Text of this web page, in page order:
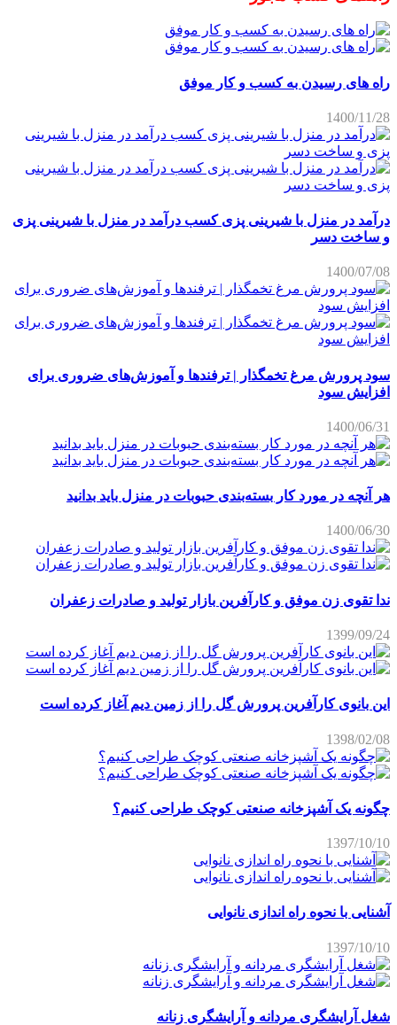
راه های رسیدن به کسب و کار موفق
1400/11/28
درآمد در منزل با شیرینی پزی کسب درآمد در منزل با شیرینی پزی
و ساخت دسر
1400/07/08
سود پرورش مرغ تخمگذار | ترفندها و آموزش‌های ضروری برای
افزایش سود
1400/06/31
هر آنچه در مورد کار بسته‌بندی حبوبات در منزل باید بدانید
1400/06/30
ندا تقوی زن موفق و کارآفرین بازار تولید و صادرات زعفران
1399/09/24
این بانوی کارآفرین پرورش گل را از زمین دیم آغاز کرده است
1398/02/08
چگونه یک آشپزخانه صنعتی کوچک طراحی کنیم؟
1397/10/10
آشنایی با نحوه راه اندازی نانوایی
1397/10/10
شغل آرایشگری مردانه و آرایشگری زنانه